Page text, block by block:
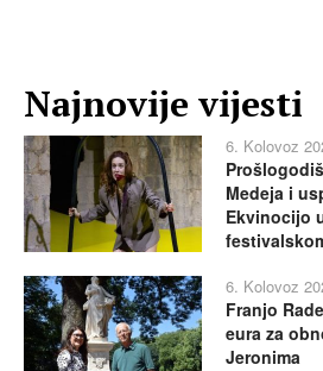
Najnovije vijesti
6. Kolovoz
Medeja i
Ekvinocijo
6. Kolovoz
Franjo
eura za
Jeronima